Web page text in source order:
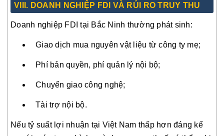
VIII. DOANH NGHIỆP FDI VÀ RỦI RO TRUY THU
Doanh nghiệp FDI tại Bắc Ninh thường phát sinh:
Giao dịch mua nguyên vật liệu từ công ty mẹ;
Phí bản quyền, phí quản lý nội bộ;
Chuyển giao công nghệ;
Tài trợ nội bộ.
Nếu tỷ suất lợi nhuận tại Việt Nam thấp hơn đáng kể